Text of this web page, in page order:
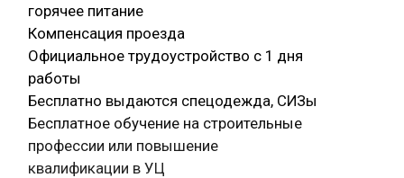
горячее питание
Компенсация проезда
Официальное трудоустройство с 1 дня
работы
Бесплатно выдаются спецодежда, СИЗы
Бесплатное обучение на строительные
профессии или повышение
квалификации в УЦ